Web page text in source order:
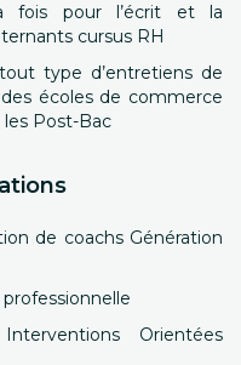
fois pour l’écrit et la
cursus RH
type d’entretiens de
écoles de commerce
Post-Bac
de coachs Génération
Orientées